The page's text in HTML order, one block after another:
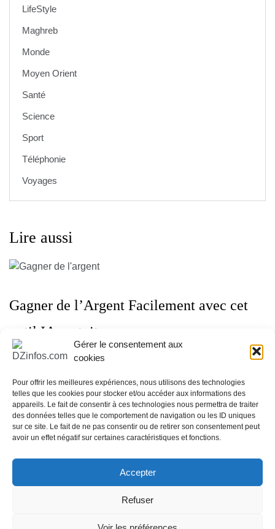
Gérer le consentement aux
cookies
Pour offrir les meilleures expériences, nous utilisons des technologies
telles que les cookies pour stocker et/ou accéder aux informations des
appareils. Le fait de consentir à ces technologies nous permettra de traiter
des données telles que le comportement de navigation ou les ID uniques
sur ce site. Le fait de ne pas consentir ou de retirer son consentement peut
avoir un effet négatif sur certaines caractéristiques et fonctions.
Accepter
Refuser
LifeStyle
Maghreb
Monde
Moyen Orient
Santé
Science
Sport
Téléphonie
Voyages
Lire aussi
Gagner de l’Argent Facilement avec cet
outil IA gratuit
Perte de poids : l’adieu aux régimes
Avril 5, 2026